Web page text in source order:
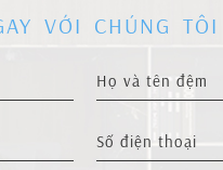
VỚI CHÚNG TÔI